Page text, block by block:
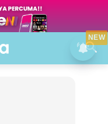
NEW